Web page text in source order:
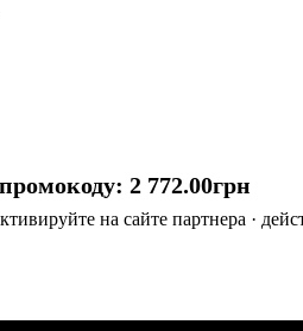
2 772.00грн
на сайте партнера ·